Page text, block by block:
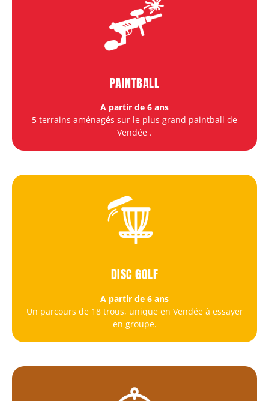
PAINTBALL
A partir de 6 ans
5 terrains aménagés sur le plus grand paintball de
Vendée .
DISC GOLF
A partir de 6 ans
Un parcours de 18 trous, unique en Vendée à essayer
en groupe.